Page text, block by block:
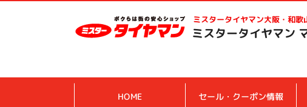
ミスタータイヤマン大阪・和歌
ミスタータイヤマン
HOME セール・クーポン情報